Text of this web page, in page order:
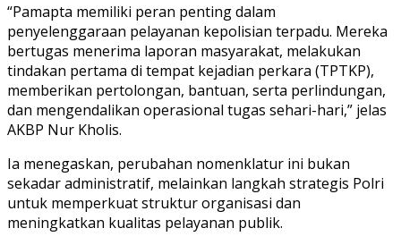
“Pamapta memiliki peran penting dalam
penyelenggaraan pelayanan kepolisian terpadu. Mereka
bertugas menerima laporan masyarakat, melakukan
tindakan pertama di tempat kejadian perkara (TPTKP),
memberikan pertolongan, bantuan, serta perlindungan,
dan mengendalikan operasional tugas sehari-hari,” jelas
AKBP Nur Kholis.
Ia menegaskan, perubahan nomenklatur ini bukan
sekadar administratif, melainkan langkah strategis Polri
untuk memperkuat struktur organisasi dan
meningkatkan kualitas pelayanan publik.